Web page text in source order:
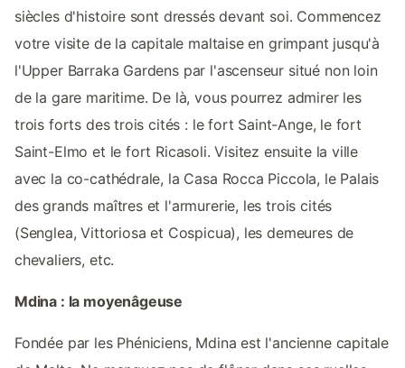
siècles d'histoire sont dressés devant soi. Commencez
votre visite de la capitale maltaise en grimpant jusqu'à
l'Upper Barraka Gardens par l'ascenseur situé non loin
de la gare maritime. De là, vous pourrez admirer les
trois forts des trois cités : le fort Saint-Ange, le fort
Saint-Elmo et le fort Ricasoli. Visitez ensuite la ville
avec la co-cathédrale, la Casa Rocca Piccola, le Palais
des grands maîtres et l'armurerie, les trois cités
(Senglea, Vittoriosa et Cospicua), les demeures de
chevaliers, etc.
Mdina : la moyenâgeuse
Fondée par les Phéniciens, Mdina est l'ancienne capitale